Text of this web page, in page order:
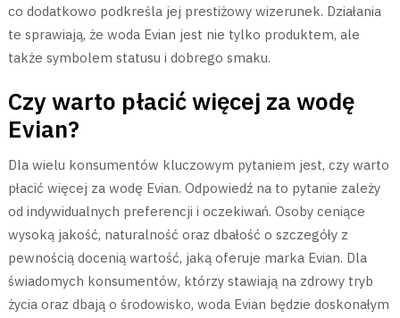
co dodatkowo podkreśla jej prestiżowy wizerunek. Działania
te sprawiają, że woda Evian jest nie tylko produktem, ale
także symbolem statusu i dobrego smaku.
Czy warto płacić więcej za wodę
Evian?
Dla wielu konsumentów kluczowym pytaniem jest, czy warto
płacić więcej za wodę Evian. Odpowiedź na to pytanie zależy
od indywidualnych preferencji i oczekiwań. Osoby ceniące
wysoką jakość, naturalność oraz dbałość o szczegóły z
pewnością docenią wartość, jaką oferuje marka Evian. Dla
świadomych konsumentów, którzy stawiają na zdrowy tryb
życia oraz dbają o środowisko, woda Evian będzie doskonałym